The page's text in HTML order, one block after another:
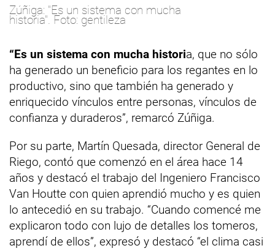
Zúñiga: "Es un sistema con mucha
historia". Foto: gentileza
“Es un sistema con mucha historia, que no sólo
ha generado un beneficio para los regantes en lo
productivo, sino que también ha generado y
enriquecido vínculos entre personas, vínculos de
confianza y duraderos”, remarcó Zúñiga.
Por su parte, Martín Quesada, director General de
Riego, contó que comenzó en el área hace 14
años y destacó el trabajo del Ingeniero Francisco
Van Houtte con quien aprendió mucho y es quien
lo antecedió en su trabajo. “Cuando comencé me
explicaron todo con lujo de detalles los tomeros,
aprendí de ellos”, expresó y destacó “el clima casi